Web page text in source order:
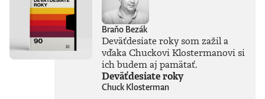
Braňo Bezák
Deväťdesiate roky som zažil a
vďaka Chuckovi Klostermanovi si
ich budem aj pamätať.
Deväťdesiate roky
Chuck Klosterman